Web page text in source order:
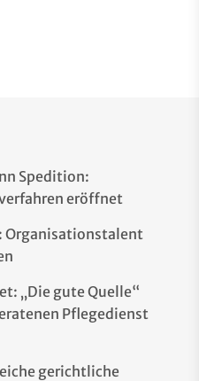
Spedition:
eröffnet
Organisationstalent
„Die gute Quelle“
Pflegedienst
gerichtliche